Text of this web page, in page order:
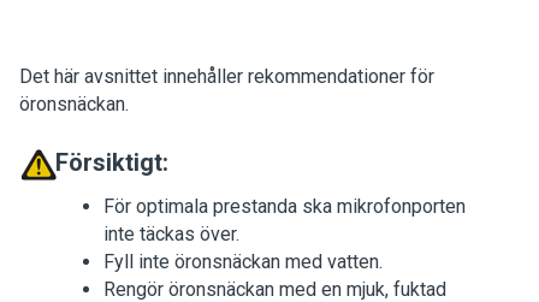
Det här avsnittet innehåller rekommendationer för
öronsnäckan.
Försiktigt:
För optimala prestanda ska mikrofonporten
inte täckas över.
Fyll inte öronsnäckan med vatten.
Rengör öronsnäckan med en mjuk, fuktad